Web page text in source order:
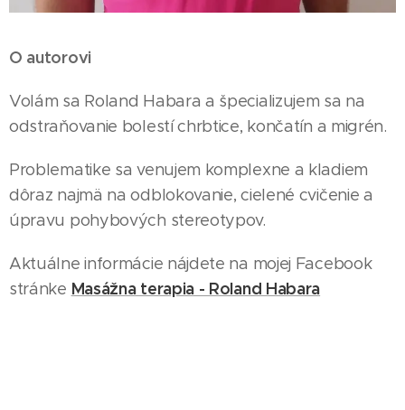
O autorovi
Volám sa Roland Habara a špecializujem sa na
odstraňovanie bolestí chrbtice, končatín a migrén.
Problematike sa venujem komplexne a kladiem
dôraz najmä na odblokovanie, cielené cvičenie a
úpravu pohybových stereotypov.
Aktuálne informácie nájdete na mojej Facebook
stránke Masážna terapia - Roland Habara